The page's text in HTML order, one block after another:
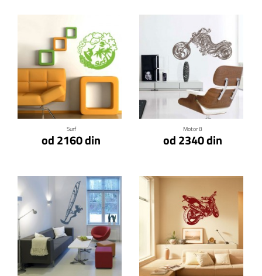
Surf
od 2160 din
Klikni za detalje
Motor 8
od 2340 din
Klikni za detalje
Klikni za detalje Klikni za detalje